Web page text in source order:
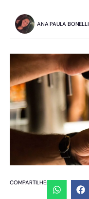
ANA PAULA BONELLI
COMPARTILHE: